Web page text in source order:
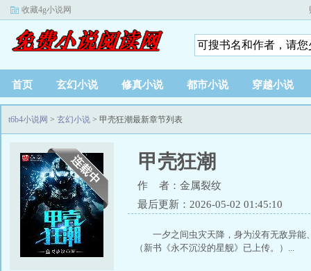
收藏4g小说网
首页 玄幻小说 修真小说 都市小说 穿越小说
t6b4小说网 > 玄幻小说 > 甲壳狂潮最新章节列表
甲壳狂潮
作 者：金属裂纹
最后更新：2026-05-02 01:45:10
一夕之间虫灾天降，身为没有无敌异
（新书《永不沉没的星舰》已上传。）...